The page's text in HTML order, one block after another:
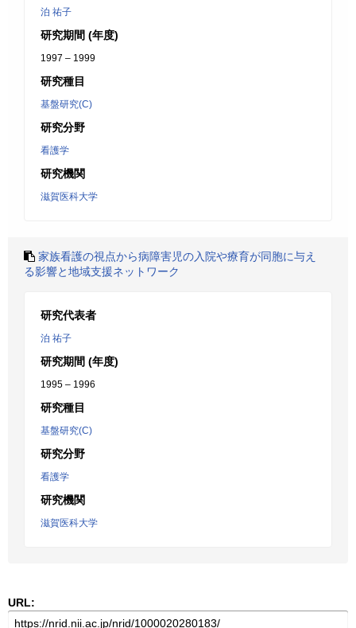
泊 祐子
研究期間 (年度)
1997 – 1999
研究種目
基盤研究(C)
研究分野
看護学
研究機関
滋賀医科大学
家族看護の視点から病障害児の入院や療育が同胞に与え
る影響と地域支援ネットワーク
研究代表者
泊 祐子
研究期間 (年度)
1995 – 1996
研究種目
基盤研究(C)
研究分野
看護学
研究機関
滋賀医科大学
URL: